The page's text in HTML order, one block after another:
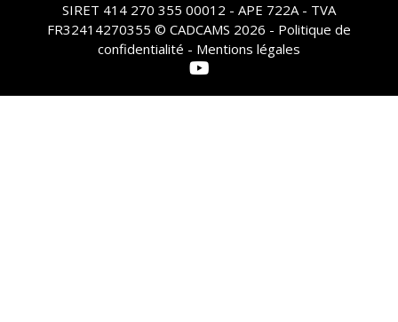
SIRET 414 270 355 00012 - APE 722A - TVA
FR32414270355 © CADCAMS 2026 - Politique de
confidentialité - Mentions légales